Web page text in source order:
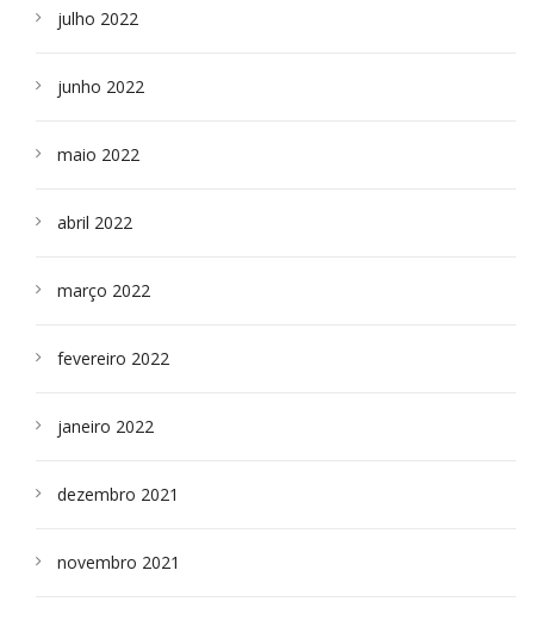
julho 2022
junho 2022
maio 2022
abril 2022
março 2022
fevereiro 2022
janeiro 2022
dezembro 2021
novembro 2021